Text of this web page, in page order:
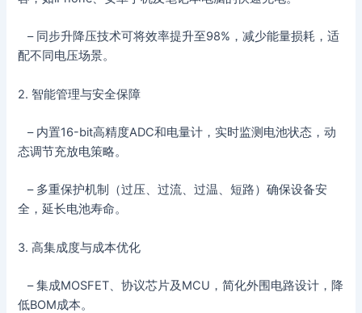
– 同步升降压技术可将效率提升至98%，减少能量损耗，适
配不同电压场景。
2. 智能管理与安全保障
– 内置16-bit高精度ADC和电量计，实时监测电池状态，动
态调节充放电策略。
– 多重保护机制（过压、过流、过温、短路）确保设备安
全，延长电池寿命。
3. 高集成度与成本优化
– 集成MOSFET、协议芯片及MCU，简化外围电路设计，降
低BOM成本。